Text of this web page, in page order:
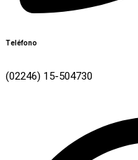
Teléfono
(02246) 15-504730